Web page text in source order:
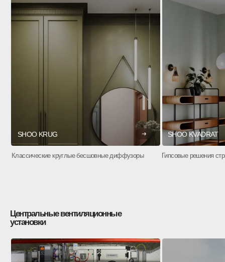
SHOO KRUG
Классические круглые бесшовные диффузоры
SHOO KVADRAT
Гипсовые решения
Центральные вентиляционные
установки